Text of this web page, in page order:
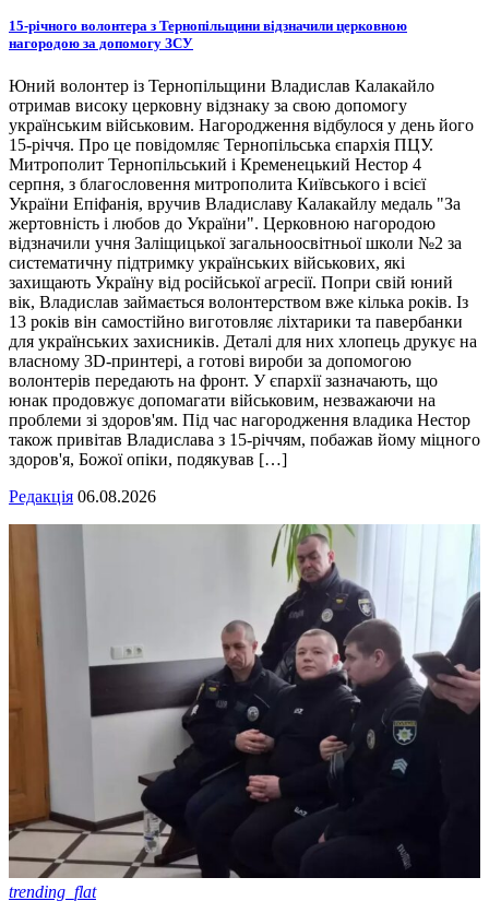
15-річного волонтера з Тернопільщини відзначили церковною
нагородою за допомогу ЗСУ
Юний волонтер із Тернопільщини Владислав Калакайло
отримав високу церковну відзнаку за свою допомогу
українським військовим. Нагородження відбулося у день його
15-річчя. Про це повідомляє Тернопільська єпархія ПЦУ.
Митрополит Тернопільський і Кременецький Нестор 4
серпня, з благословення митрополита Київського і всієї
України Епіфанія, вручив Владиславу Калакайлу медаль "За
жертовність і любов до України". Церковною нагородою
відзначили учня Заліщицької загальноосвітньої школи №2 за
систематичну підтримку українських військових, які
захищають Україну від російської агресії. Попри свій юний
вік, Владислав займається волонтерством вже кілька років. Із
13 років він самостійно виготовляє ліхтарики та павербанки
для українських захисників. Деталі для них хлопець друкує на
власному 3D-принтері, а готові вироби за допомогою
волонтерів передають на фронт. У єпархії зазначають, що
юнак продовжує допомагати військовим, незважаючи на
проблеми зі здоров'ям. Під час нагородження владика Нестор
також привітав Владислава з 15-річчям, побажав йому міцного
здоров'я, Божої опіки, подякував […]
Редакція 06.08.2026
trending_flat